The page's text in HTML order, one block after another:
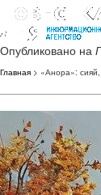
Опубликовано на
Главная > «Анора»: